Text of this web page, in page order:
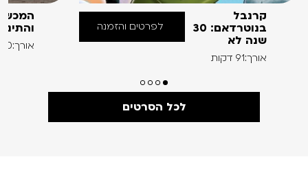
קרנבל
בנוטרדאם: 30
שנה לא
אורך:91 דקות
לפרטים והזמנה
אורך:60 דקות
לכל הסרטים